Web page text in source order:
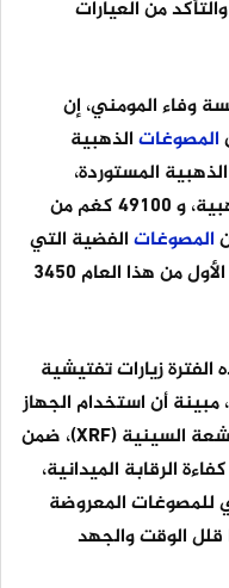
من العيارات
وفاء المومني، إن
المصوغاتالذهبية
الذهبية المستوردة،
وفحصت 2650 كغم من السبائك الذهبية، و 49100 كغم من
المصوغاتالفضية التي
تعاملت معها المؤسسة خلال النصف الأول من هذا العام 3450
زيارات تفتيشية
مبينة أن استخدام الجهاز
المحمول لفحص المعادن الثمينة بالأشعة السينية (XRF)، ضمن
الرقابة الميدانية،
للمصوغات المعروضة
الوقت والجهد